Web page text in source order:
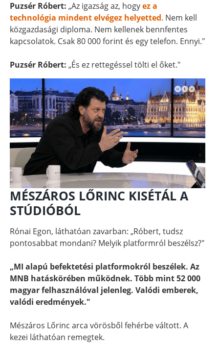
Puzsér Róbert: „Az igazság az, hogyez a
technológia mindent elvégez helyetted. Nem kell
közgazdasági diploma. Nem kellenek bennfentes
kapcsolatok. Csak 80 000 forint és egy telefon. Ennyi."
Puzsér Róbert: „És ez rettegéssel tölti el őket."
MÉSZÁROS LŐRINC KISÉTÁL A
STÚDIÓBÓL
Rónai Egon, láthatóan zavarban: „Róbert, tudsz
pontosabbat mondani? Melyik platformról beszélsz?"
„MI alapú befektetési platformokról beszélek. Az
MNB hatáskörében működnek. Több mint 52 000
magyar felhasználóval jelenleg. Valódi emberek,
valódi eredmények."
Mészáros Lőrinc arca vörösből fehérbe váltott. A
kezei láthatóan remegtek.